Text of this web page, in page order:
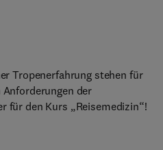
Tropenerfahrung stehen für
der
für den Kurs „Reisemedizin“!